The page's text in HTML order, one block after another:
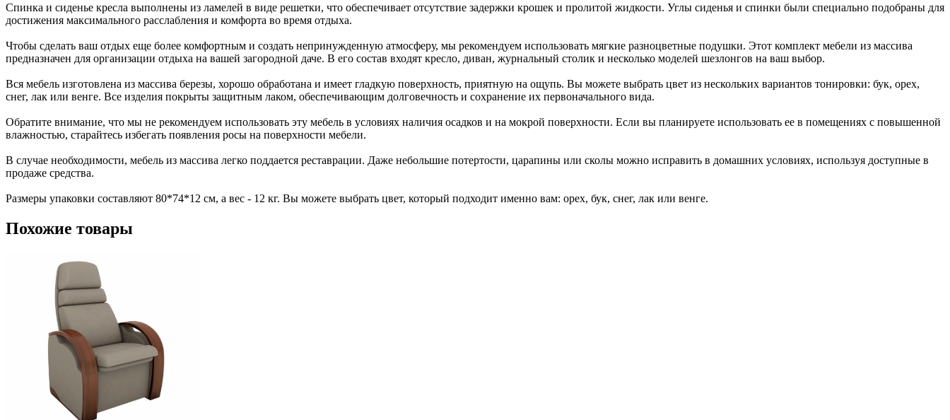
Спинка и сиденье кресла выполнены из ламелей в виде решетки, что обеспечивает отсутствие задержки крошек и пролитой жидкости. Углы сиденья и спинки были специально подобраны для
достижения максимального расслабления и комфорта во время отдыха.
Чтобы сделать ваш отдых еще более комфортным и создать непринужденную атмосферу, мы рекомендуем использовать мягкие разноцветные подушки. Этот комплект мебели из массива
предназначен для организации отдыха на вашей загородной даче. В его состав входят кресло, диван, журнальный столик и несколько моделей шезлонгов на ваш выбор.
Вся мебель изготовлена из массива березы, хорошо обработана и имеет гладкую поверхность, приятную на ощупь. Вы можете выбрать цвет из нескольких вариантов тонировки: бук, орех,
снег, лак или венге. Все изделия покрыты защитным лаком, обеспечивающим долговечность и сохранение их первоначального вида.
Обратите внимание, что мы не рекомендуем использовать эту мебель в условиях наличия осадков и на мокрой поверхности. Если вы планируете использовать ее в помещениях с повышенной
влажностью, старайтесь избегать появления росы на поверхности мебели.
В случае необходимости, мебель из массива легко поддается реставрации. Даже небольшие потертости, царапины или сколы можно исправить в домашних условиях, используя доступные в
продаже средства.
Размеры упаковки составляют 80*74*12 см, а вес - 12 кг. Вы можете выбрать цвет, который подходит именно вам: орех, бук, снег, лак или венге.
Похожие товары